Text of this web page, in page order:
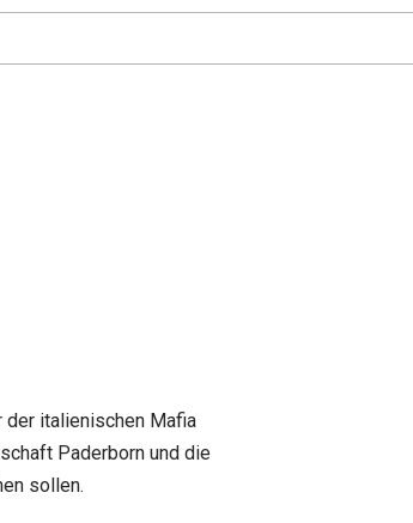
der italienischen Mafia
Paderborn und die
sollen.